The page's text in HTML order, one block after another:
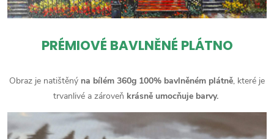
PRÉMIOVÉ BAVLNĚNÉ PLÁTNO
Obraz je natištěný na bílém 360g 100% bavlněném plátně, které je
trvanlivé a zároveň krásně umocňuje barvy.